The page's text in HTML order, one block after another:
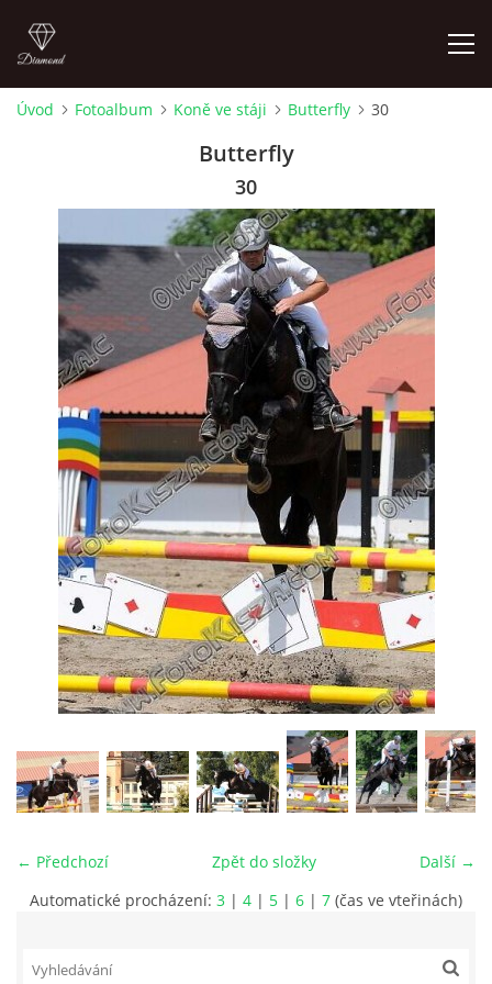
KONTAKT
SLUŽBY
JEŽDĚNÍ PRO VEŘEJNOST
FOTOALBUM
VIDEA
ODKAZY
NOVÝ PŘEKÁŽKOVÝ MATERIÁL
PŘISPĚVEK ČUS KARVINA -PODPORA SPORTU V
NÁHRADNÍ TERMÍN BRIGÁDY PRO TY KTEŘÍ SE
NEDOSTAVILI NA PODZIMNÍ BRIGÁDU
Úvod Fotoalbum Koně ve stáji Butterfly 30
Butterfly
30
← Předchozí Další →
Zpět do složky
Automatické procházení: 3 | 4 | 5 | 6 | 7 (čas ve vteřinách)